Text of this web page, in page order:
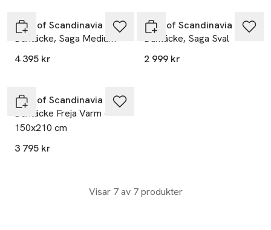
Høie of Scandinavia
Duntäcke, Saga Medium
4 395 kr
Høie of Scandinavia
Duntäcke, Saga Sval
2 999 kr
Høie of Scandinavia
Duntäcke Freja Varm -
150x210 cm
3 795 kr
Visar 7 av 7 produkter